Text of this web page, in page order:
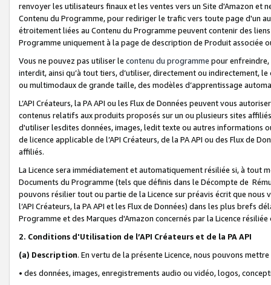
renvoyer les utilisateurs finaux et les ventes vers un Site d'Amazon et
Contenu du Programme, pour rediriger le trafic vers toute page d'un
étroitement liées au Contenu du Programme peuvent contenir des
Programme uniquement à la page de description de Produit associée
Vous ne pouvez pas utiliser le contenu du programme pour
interdit, ainsi qu’à tout tiers, d’utiliser, directement ou indirectement,
ou multimodaux de grande taille, des modèles d’apprentissage
L’API Créateurs, la PA API ou les Flux de Données peuvent vous
contenus relatifs aux produits proposés sur un ou plusieurs sites
d'utiliser lesdites données, images, ledit texte ou autres informations
de licence applicable de l’API Créateurs, de la PA API ou des Flux de
affiliés.
La Licence sera immédiatement et automatiquement résiliée si, à
Documents du Programme (tels que définis dans le Décompte de
pouvons résilier tout ou partie de la Licence sur préavis écrit que
l’API Créateurs, la PA API et les Flux de Données) dans les plus
Programme et des Marques d'Amazon concernés par la Licence
2. Conditions d'Utilisation de l’API Créateurs et de la PA API
(a) Description. En vertu de la présente Licence, nous pouvons
• des données, images, enregistrements audio ou vidéo, logos,